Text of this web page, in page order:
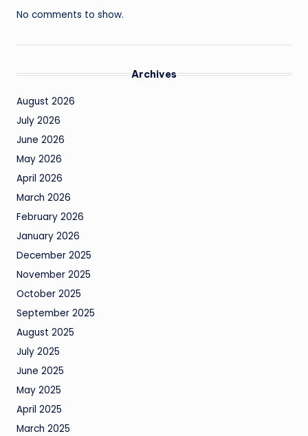
No comments to show.
Archives
August 2026
July 2026
June 2026
May 2026
April 2026
March 2026
February 2026
January 2026
December 2025
November 2025
October 2025
September 2025
August 2025
July 2025
June 2025
May 2025
April 2025
March 2025